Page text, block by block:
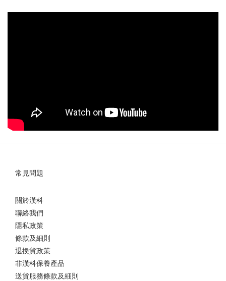
常見問題
關於漢科
聯絡我們
隱私政策
條款及細則
退換貨政策
非漢科保養產品
送貨服務條款及細則